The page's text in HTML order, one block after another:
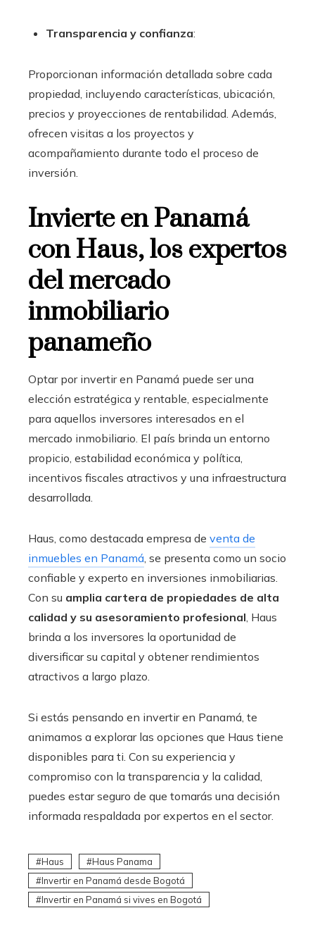
Transparencia y confianza:
Proporcionan información detallada sobre cada
propiedad, incluyendo características, ubicación,
precios y proyecciones de rentabilidad. Además,
ofrecen visitas a los proyectos y
acompañamiento durante todo el proceso de
inversión.
Invierte en Panamá
con Haus, los expertos
del mercado
inmobiliario
panameño
Optar por invertir en Panamá puede ser una
elección estratégica y rentable, especialmente
para aquellos inversores interesados en el
mercado inmobiliario. El país brinda un entorno
propicio, estabilidad económica y política,
incentivos fiscales atractivos y una infraestructura
desarrollada.
Haus, como destacada empresa de venta de
inmuebles en Panamá , se presenta como un socio
confiable y experto en inversiones inmobiliarias.
Con su amplia cartera de propiedades de alta
calidad y su asesoramiento profesional , Haus
brinda a los inversores la oportunidad de
diversificar su capital y obtener rendimientos
atractivos a largo plazo.
Si estás pensando en invertir en Panamá, te
animamos a explorar las opciones que Haus tiene
disponibles para ti. Con su experiencia y
compromiso con la transparencia y la calidad,
puedes estar seguro de que tomarás una decisión
informada respaldada por expertos en el sector.
Haus
Haus Panama
Invertir en Panamá desde Bogotá
Invertir en Panamá si vives en Bogotá